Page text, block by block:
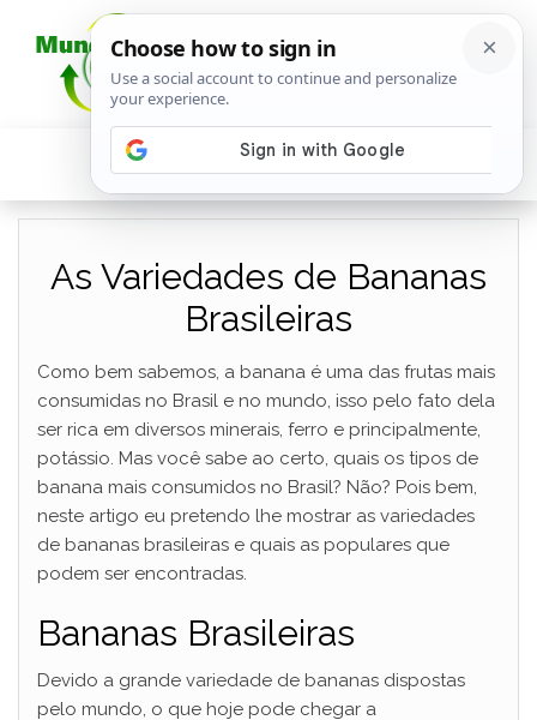
As Variedades de Bananas
Brasileiras
Como bem sabemos, a banana é uma das frutas mais
consumidas no Brasil e no mundo, isso pelo fato dela
ser rica em diversos minerais, ferro e principalmente,
potássio. Mas você sabe ao certo, quais os tipos de
banana mais consumidos no Brasil? Não? Pois bem,
neste artigo eu pretendo lhe mostrar as variedades
de bananas brasileiras e quais as populares que
podem ser encontradas.
Bananas Brasileiras
Devido a grande variedade de bananas dispostas
pelo mundo, o que hoje pode chegar a